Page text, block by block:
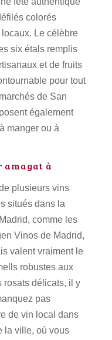
colorés
Le célèbre
six étals remplis
et de fruits
pour tout
de San
également
manger ou à
amagat à
plusieurs vins
situés dans la
comme les
Vinos de Madrid,
valent vraiment le
robustes aux
rosats délicats, il y
pas
de vin local dans
la ville, où vous